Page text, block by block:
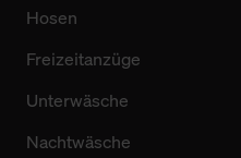
Hosen
Freizeitanzüge
Unterwäsche
Nachtwäsche